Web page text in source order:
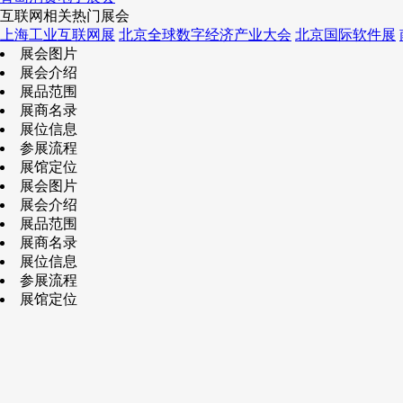
互联网相关热门展会
上海工业互联网展 北京全球数字经济产业大会 北京国际软件展
展会图片
展会介绍
展品范围
展商名录
展位信息
参展流程
展馆定位
展会图片
展会介绍
展品范围
展商名录
展位信息
参展流程
展馆定位